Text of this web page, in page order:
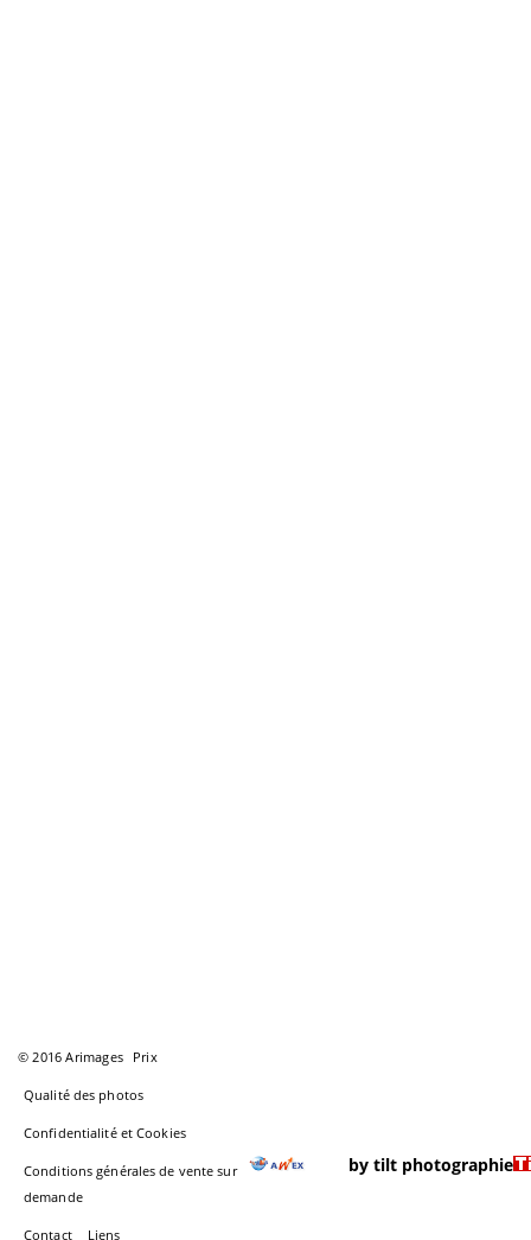
© 2016 Arimages Prix
Qualité des photos
Confidentialité et Cookies
Conditions générales de vente sur
demande
Contact Liens
by tilt photographie